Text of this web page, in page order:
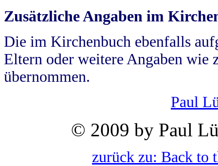
Zusätzliche Angaben im
Die im Kirchenbuch ebenfalls
Eltern oder weitere Angaben wie
übernommen.
Paul
© 2009 by Paul
zurück zu: Back to